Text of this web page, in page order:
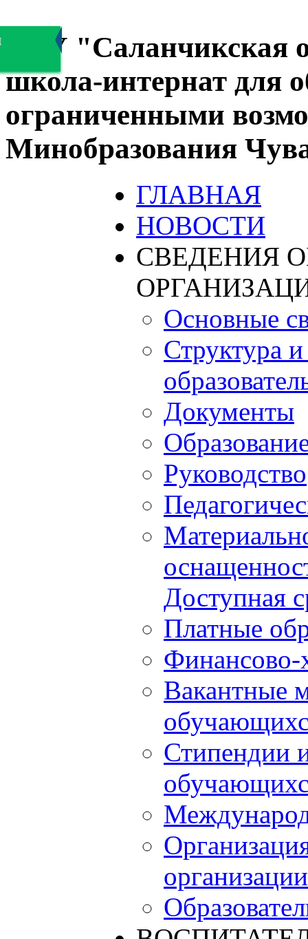
БОУ "Саланчикская
школа-интернат для
ограниченными
Минобразования
ГЛАВНАЯ
НОВОСТИ
СВЕДЕНИЯ
Основные
Структура
Документы
Руководство
Доступная
Платные
Финансово-
Вакантные
Стипендии
организации